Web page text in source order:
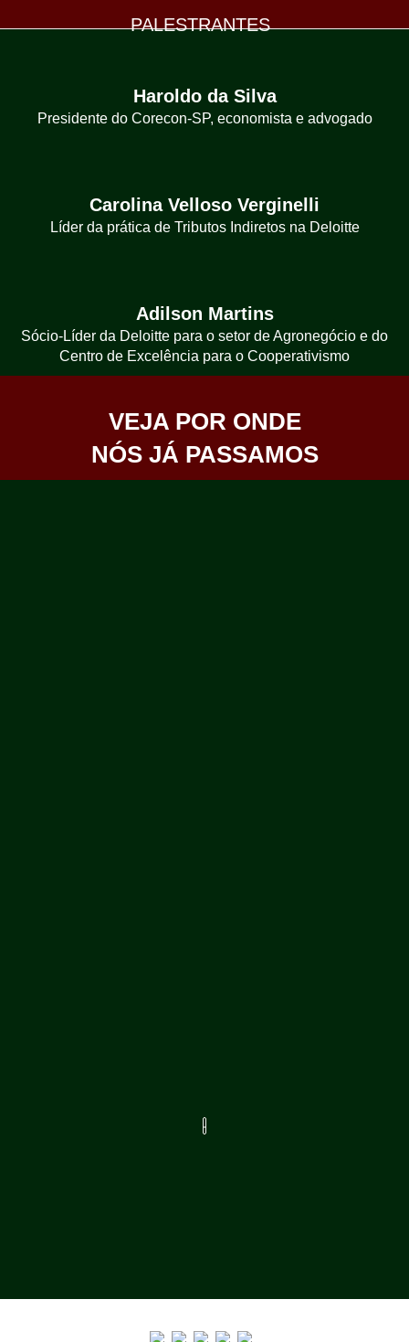
PALESTRANTES
Haroldo da Silva
Presidente do Corecon-SP, economista e advogado
Carolina Velloso Verginelli
Líder da prática de Tributos Indiretos na Deloitte
Adilson Martins
Sócio-Líder da Deloitte para o setor de Agronegócio e do
Centro de Excelência para o Cooperativismo
VEJA POR ONDE
NÓS JÁ PASSAMOS